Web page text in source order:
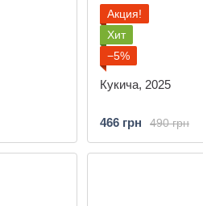
Акция!
Хит
−5%
Кукича, 2025
490 грн
466 грн